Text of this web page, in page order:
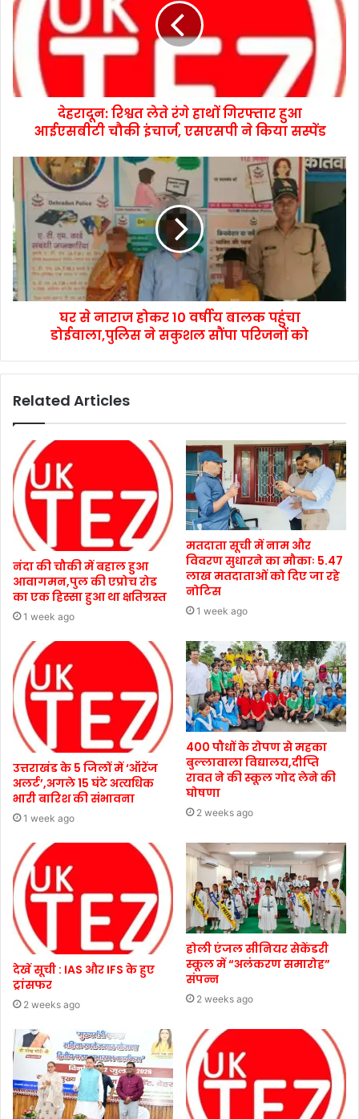
देहरादून: रिश्वत लेते रंगे हाथों गिरफ्तार हुआ
आईएसबीटी चौकी इंचार्ज, एसएसपी ने किया सस्पेंड
घर से नाराज होकर 10 वर्षीय बालक पहुंचा
डोईवाला,पुलिस ने सकुशल सौंपा परिजनों को
Related Articles
नंदा की चौकी में बहाल हुआ
आवागमन,पुल की एप्रोच रोड
का एक हिस्सा हुआ था क्षतिग्रस्त
1 week ago
मतदाता सूची में नाम और
विवरण सुधारने का मौकाः 5.47
लाख मतदाताओं को दिए जा रहे
नोटिस
1 week ago
उत्तराखंड के 5 जिलों में ‘ऑरेंज
अलर्ट’,अगले 15 घंटे अत्यधिक
भारी बारिश की संभावना
1 week ago
400 पौधों के रोपण से महका
बुल्लावाला विद्यालय,दीप्ति
रावत ने की स्कूल गोद लेने की
घोषणा
2 weeks ago
देखें सूची : IAS और IFS के हुए
ट्रांसफर
2 weeks ago
होली एंजल सीनियर सेकेंडरी
स्कूल में “अलंकरण समारोह”
संपन्न
2 weeks ago